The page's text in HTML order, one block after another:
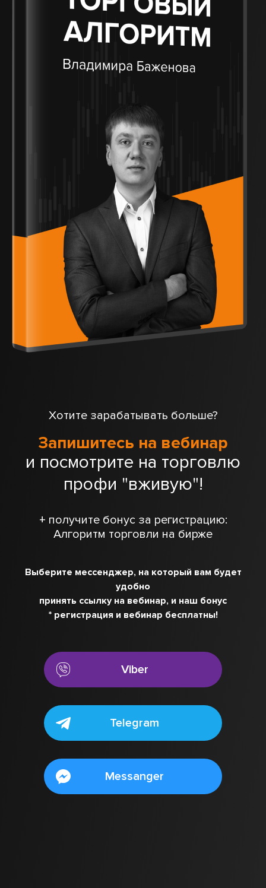
Хотите зарабатывать больше?
Запишитесь на вебинар
и посмотрите на торговлю
профи "вживую"!
+ получите бонус за регистрацию:
Алгоритм торговли на бирже
Выберите мессенджер, на который вам будет
удобно
принять ссылку на вебинар, и наш бонус
* регистрация и вебинар бесплатны!
Viber
Telegram
Messanger